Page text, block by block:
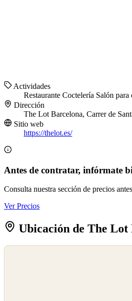
Actividades
Restaurante Coctelería Salón para
Dirección
The Lot Barcelona, Carrer de
Sitio web
https://thelot.es/
Antes de contratar, infórmate
Consulta nuestra sección de precios
Ver Precios
Ubicación de The Lot